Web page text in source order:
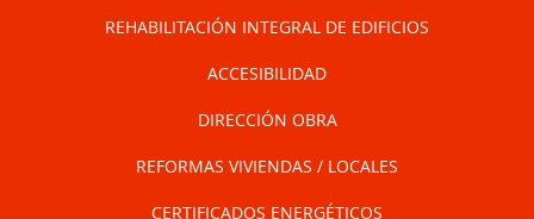
REHABILITACIÓN INTEGRAL DE EDIFICIOS
ACCESIBILIDAD
DIRECCIÓN OBRA
REFORMAS VIVIENDAS / LOCALES
CERTIFICADOS ENERGÉTICOS